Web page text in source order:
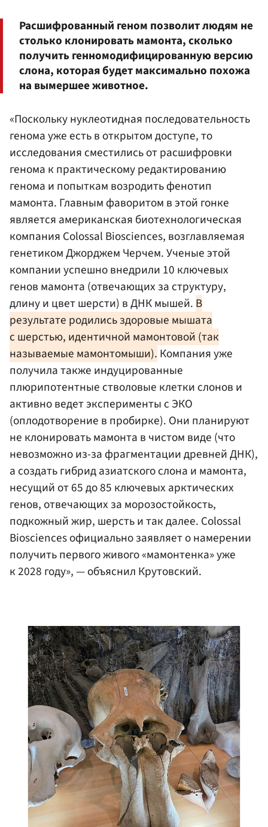
Расшифрованный геном позволит людям не
столько клонировать мамонта, сколько
получить генномодифицированную версию
слона, которая будет максимально похожа
на вымершее животное.
«Поскольку нуклеотидная последовательность
генома уже есть в открытом доступе, то
исследования сместились от расшифровки
генома к практическому редактированию
генома и попыткам возродить фенотип
мамонта. Главным фаворитом в этой гонке
является американская биотехнологическая
компания Colossal Biosciences, возглавляемая
генетиком Джорджем Черчем. Ученые этой
компании успешно внедрили 10 ключевых
генов мамонта (отвечающих за структуру,
длину и цвет шерсти) в ДНК мышей. В
результате родились здоровые мышата
с шерстью, идентичной мамонтовой (так
называемые мамонтомыши). Компания уже
получила также индуцированные
плюрипотентные стволовые клетки слонов и
активно ведет эксперименты с ЭКО
(оплодотворение в пробирке). Они планируют
не клонировать мамонта в чистом виде (что
невозможно из-за фрагментации древней ДНК),
а создать гибрид азиатского слона и мамонта,
несущий от 65 до 85 ключевых арктических
генов, отвечающих за морозостойкость,
подкожный жир, шерсть и так далее. Colossal
Biosciences официально заявляет о намерении
получить первого живого «мамонтенка» уже
к 2028 году», — объяснил Крутовский.